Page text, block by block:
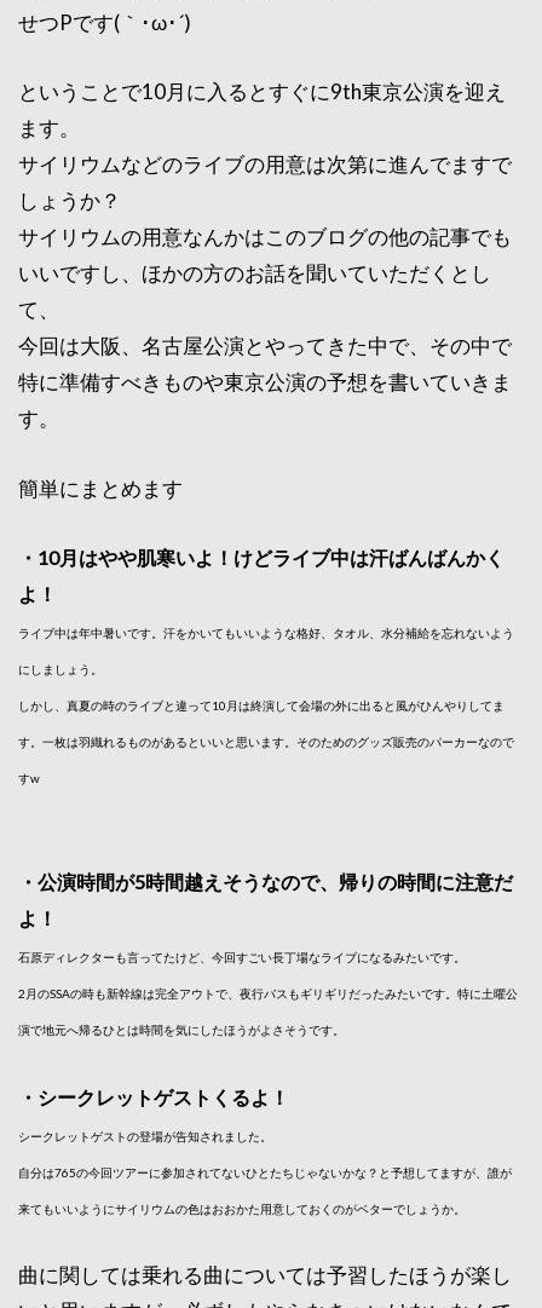
せつPです(｀･ω･´)
ということで10月に入るとすぐに9th東京公演を迎え
ます。
サイリウムなどのライブの用意は次第に進んでますで
しょうか？
サイリウムの用意なんかはこのブログの他の記事でも
いいですし、ほかの方のお話を聞いていただくとし
て、
今回は大阪、名古屋公演とやってきた中で、その中で
特に準備すべきものや東京公演の予想を書いていきま
す。
簡単にまとめます
・10月はやや肌寒いよ！けどライブ中は汗ばんばんかく
よ！
ライブ中は年中暑いです。汗をかいてもいいような格好、タオル、水分補給を忘れないよう
にしましょう。
しかし、真夏の時のライブと違って10月は終演して会場の外に出ると風がひんやりしてま
す。一枚は羽織れるものがあるといいと思います。そのためのグッズ販売のパーカーなので
すw
・公演時間が5時間越えそうなので、帰りの時間に注意だ
よ！
石原ディレクターも言ってたけど、今回すごい長丁場なライブになるみたいです。
2月のSSAの時も新幹線は完全アウトで、夜行バスもギリギリだったみたいです。特に土曜公
演で地元へ帰るひとは時間を気にしたほうがよさそうです。
・シークレットゲストくるよ！
シークレットゲストの登場が告知されました。
自分は765の今回ツアーに参加されてないひとたちじゃないかな？と予想してますが、誰が
来てもいいようにサイリウムの色はおおかた用意しておくのがベターでしょうか。
曲に関しては乗れる曲については予習したほうが楽し